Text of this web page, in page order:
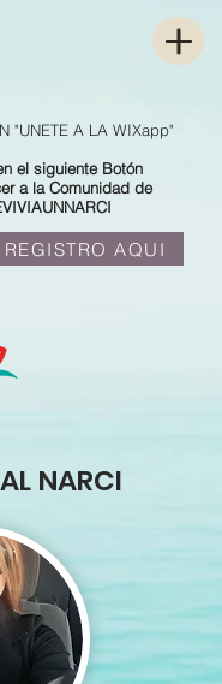
AQUI
"UNETE A LA WIXapp"
el siguiente Botón
a la Comunidad de
NARCI